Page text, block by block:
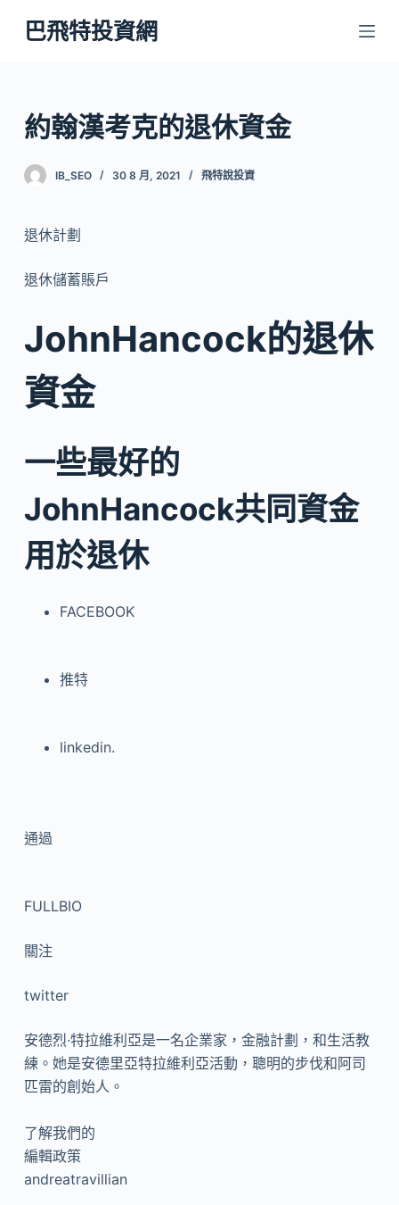
跳
至
內
容
巴飛特投資網
約翰漢考克的退休資金
IB_SEO 30 8 月, 2021 飛特說投資
退休計劃
退休儲蓄賬戶
JohnHancock的退休
資金
一些最好的
JohnHancock共同資金
用於退休
FACEBOOK
推特
linkedin.
通過
FULLBIO
關注
twitter
安德烈·特拉維利亞是一名企業家，金融計劃，和生活教
練。她是安德里亞特拉維利亞活動，聰明的步伐和阿司
匹雷的創始人。
了解我們的
編輯政策
andreatravillian